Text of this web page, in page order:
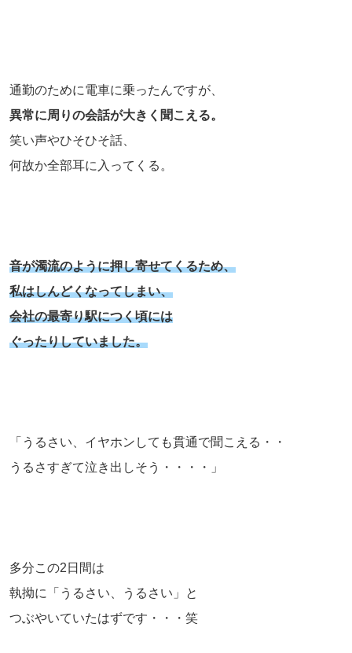
通勤のために電車に乗ったんですが、
異常に周りの会話が大きく聞こえる。
笑い声やひそひそ話、
何故か全部耳に入ってくる。
音が濁流のように押し寄せてくるため、
私はしんどくなってしまい、
会社の最寄り駅につく頃には
ぐったりしていました。
「うるさい、イヤホンしても貫通で聞こえる・・
うるさすぎて泣き出しそう・・・・」
多分この2日間は
執拗に「うるさい、うるさい」と
つぶやいていたはずです・・・笑